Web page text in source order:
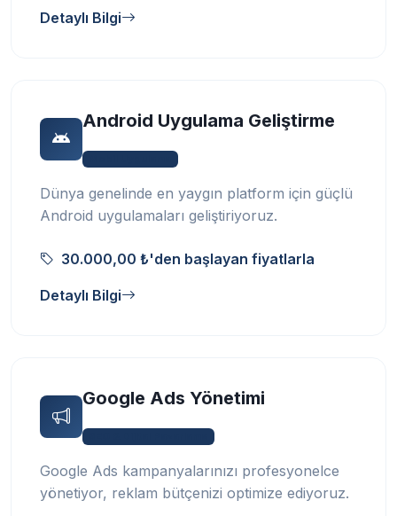
Detaylı Bilgi
Android Uygulama Geliştirme
Dünya genelinde en yaygın platform için güçlü
Android uygulamaları geliştiriyoruz.
30.000,00 ₺'den başlayan fiyatlarla
Detaylı Bilgi
Google Ads Yönetimi
Google Ads kampanyalarınızı profesyonelce
yönetiyor, reklam bütçenizi optimize ediyoruz.